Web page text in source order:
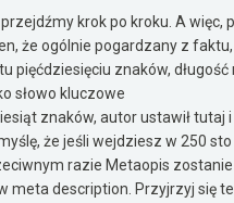
krok po kroku. A więc,
że ogólnie pogardzany z
pięćdziesięciu znaków,
słowo kluczowe
znaków, autor ustawił tutaj
że jeśli wejdziesz w 250
razie Metaopis
meta description. Przyjrzyj się